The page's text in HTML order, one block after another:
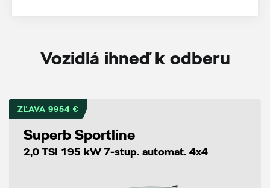
Vozidlá ihneď k odberu
ZĽAVA 9954 €
Superb Sportline
2,0 TSI 195 kW 7-stup. automat. 4x4